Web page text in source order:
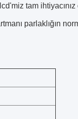
tam
parlaklığın